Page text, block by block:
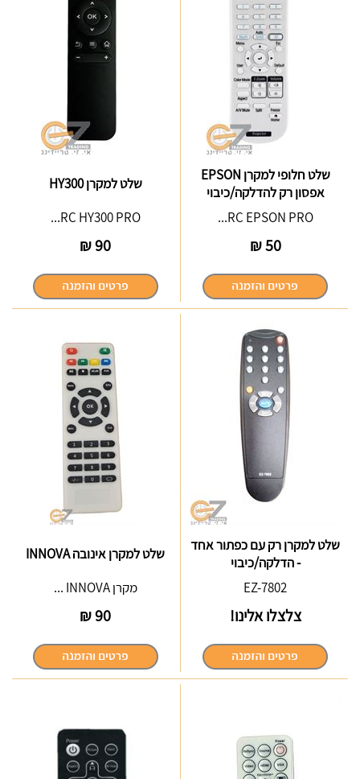
שלט חלופי למקרן EPSON
אפסון רק להדלקה/כיבוי
RC EPSON PRO...
50
₪
שלט למקרן HY300
RC HY300 PRO...
90
₪
שלט למקרן רק עם כפתור אחד
- הדלקה/כיבוי
EZ-7802
צלצלו אלינו!
שלט למקרן אינובה INNOVA
מקרן INNOVA ...
90
₪